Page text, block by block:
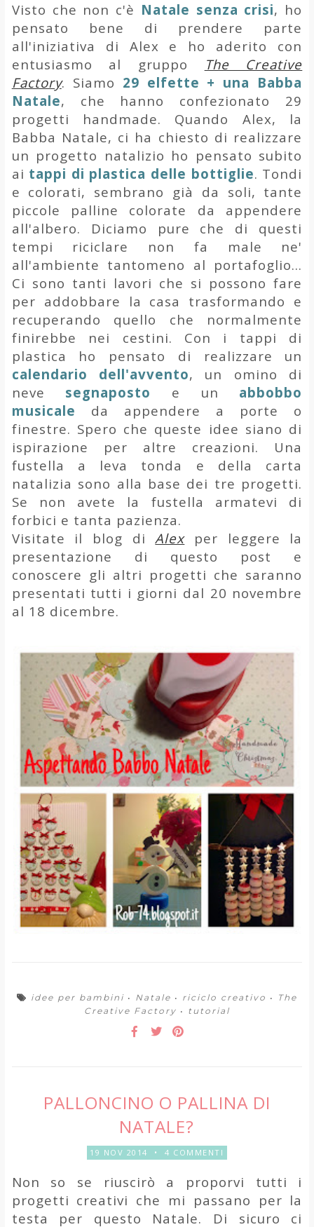
Visto che non c'è Natale senza crisi, ho
pensato bene di prendere parte
all'iniziativa di Alex e ho aderito con
entusiasmo al gruppo
The Creative
Factory. Siamo 29 elfette + una Babba
Natale, che hanno confezionato 29
progetti handmade. Quando Alex, la
Babba Natale, ci ha chiesto di realizzare
un progetto natalizio ho pensato subito
ai tappi di plastica delle bottiglie. Tondi
e colorati, sembrano già da soli, tante
piccole palline colorate da appendere
all'albero. Diciamo pure che di questi
tempi riciclare non fa male ne'
all'ambiente tantomeno al portafoglio...
Ci sono tanti lavori che si possono fare
per addobbare la casa trasformando e
recuperando quello che normalmente
finirebbe nei cestini. Con i tappi di
plastica ho pensato di realizzare un
calendario dell'avvento, un omino di
neve segnaposto e un abbobbo
musicale da appendere a porte o
finestre. Spero che queste idee siano di
ispirazione per altre creazioni. Una
fustella a leva tonda e della carta
natalizia sono alla base dei tre progetti.
Se non avete la fustella armatevi di
forbici e tanta pazienza.
Visitate il blog diAlexper leggere la
presentazione di questo post e
conoscere gli altri progetti che saranno
presentati tutti i giorni dal 20 novembre
al 18 dicembre.
idee per bambini• Natale • riciclo creativo •
The
Creative Factory • tutorial
PALLONCINO O PALLINA DI
NATALE?
19 NOV 2014 • 4 COMMENTI
Non so se riuscirò a proporvi tutti i
progetti creativi che mi passano per la
testa per questo Natale. Di sicuro ci